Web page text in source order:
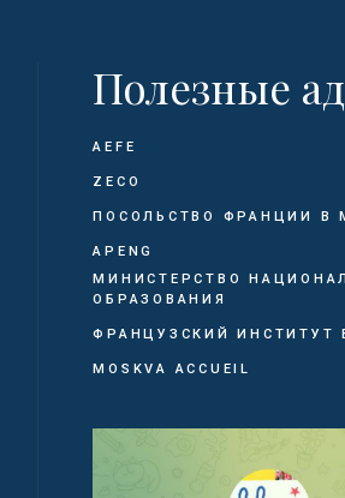
Полезные
AEFE
ZECO
ПОСОЛЬСТВО ФРАНЦИИ В
APENG
МИНИСТЕРСТВО
ОБРАЗОВАНИЯ
ФРАНЦУЗСКИЙ ИНСТИТУТ
MOSKVA ACCUEIL